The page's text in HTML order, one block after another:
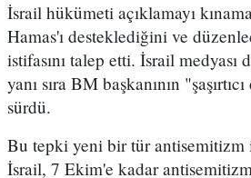
İsrail hükümeti açıklamayı
Hamas'ı desteklediğini ve
istifasını talep etti. İsrail
yanı sıra BM başkanının
sürdü.
Bu tepki yeni bir tür antisemitizm
İsrail, 7 Ekim'e kadar